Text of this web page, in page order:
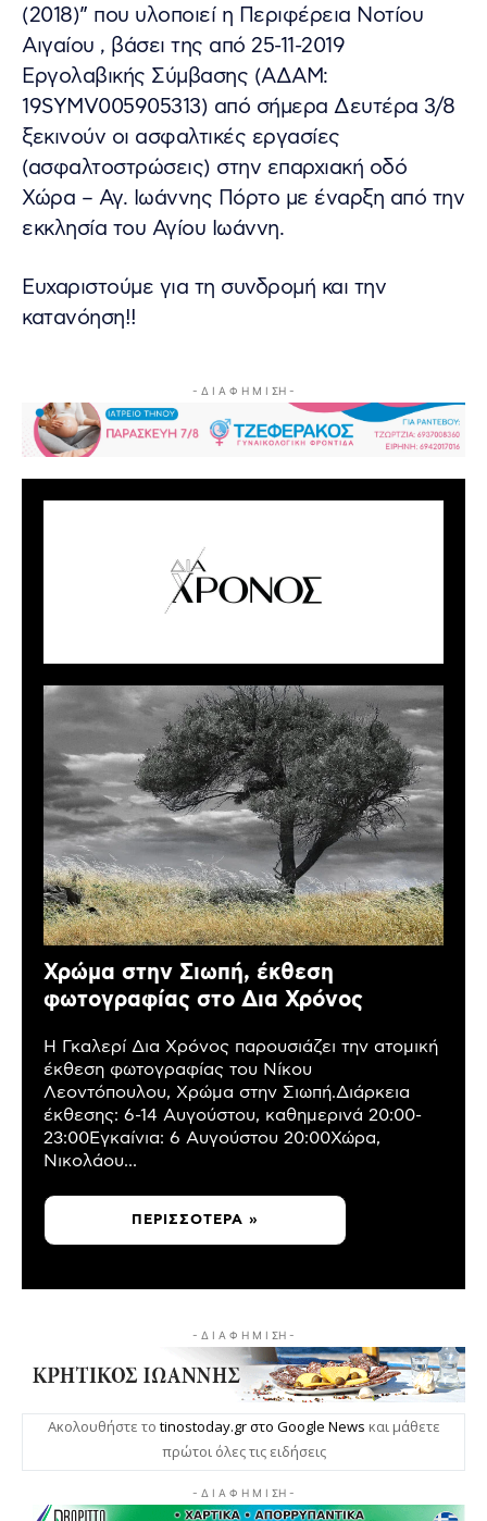
(2018)” που υλοποιεί η Περιφέρεια Νοτίου
Αιγαίου , βάσει της από 25-11-2019
Εργολαβικής Σύμβασης (ΑΔΑΜ:
19SYMV005905313) από σήμερα Δευτέρα 3/8
ξεκινούν οι ασφαλτικές εργασίες
(ασφαλτοστρώσεις) στην επαρχιακή οδό
Χώρα – Αγ. Ιωάννης Πόρτο με έναρξη από την
εκκλησία του Αγίου Ιωάννη.
Ευχαριστούμε για τη συνδρομή και την
κατανόηση!!
- Δ Ι Α Φ Η Μ Ι ΣΗ -
Χρώμα στην Σιωπή, έκθεση
φωτογραφίας στο Δια Χρόνος
Η Γκαλερί Δια Χρόνος παρουσιάζει την ατομική
έκθεση φωτογραφίας του Νίκου
Λεοντόπουλου, Χρώμα στην Σιωπή.Διάρκεια
έκθεσης: 6-14 Αυγούστου, καθημερινά 20:00-
23:00Εγκαίνια: 6 Αυγούστου 20:00Χώρα,
Νικολάου...
ΠΕΡΙΣΣΌΤΕΡΑ »
- Δ Ι Α Φ Η Μ Ι ΣΗ -
Ακολουθήστε το tinostoday.gr στο Google News και μάθετε
πρώτοι όλες τις ειδήσεις
- Δ Ι Α Φ Η Μ Ι ΣΗ -